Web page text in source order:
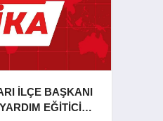
İLÇE BAŞKANI
EĞİTİCİ